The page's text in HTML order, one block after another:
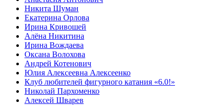
Никита Шуман
Екатерина Орлова
Ирина Кривошей
Алёна Никитина
Ирина Вождаева
Оксана Волохова
Андрей Котенович
Юлия Алексеевна Алексеенко
Клуб любителей фигурного катания «6.0!»
Николай Пархоменко
Алексей Шварев